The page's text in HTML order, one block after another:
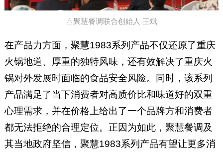
△聚慧餐调联合创始人 王斌
在产品力方面，聚慧1983系列产品不仅还原了重庆
火锅地道、厚重的独特风味，还有效解决了重庆火
锅对外发展时面临的食品安全风险。同时，该系列
产品满足了当下消费者对高质价比和味道好的双重
心理需求，并在价格上给出了一个品牌方和消费者
都无法拒绝的合理定位。正因为如此，聚慧餐调及
其当地政府坚信，聚慧1983系列产品有望让更多消